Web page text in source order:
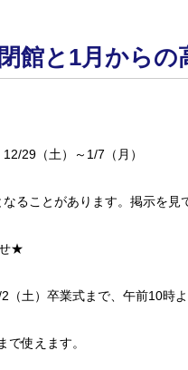
館と1月から
29（土）～1/7（月）
ることがあります。掲示を見
★
（土）卒業式まで、午前10時よ
で使えます。